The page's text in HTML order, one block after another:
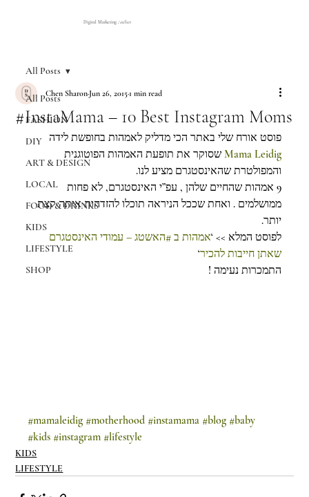
Digital Marketing Atelier
All Posts
FASHION
DIY
ART & DESIGN
LOCAL
FOOD & DRINKS
KIDS
LIFESTYLE
SHOP
All Posts
#InstaMama – 10 Best Instagram Moms
Chen SharonJun 26, 20151 min read
פוסט אורח שלי באתר הכי מדליק לאמהות בחופשת לידה
Mama Leidig שסוקר את תופעת האמהות הפוטוגנית
והמפולטרת שהאינסטגרם מציע לנו.
9 אמהות שהחיים שלהן , עפ”י האינסטגרם, לא פחות
ממושלמים . ואחת שככל הניראה תוכלו להזדהות איתה קצת
יותר.
לפוסט המלא >> ‘אמהות ב #האשטג – עמודי האינסטגרם
שאתן חייבות להכיר‘
התמכרות נעימה !
#mamaleidig #motherhood #instamama #blog #baby
#kids #instagram #lifestyle
KIDS
LIFESTYLE